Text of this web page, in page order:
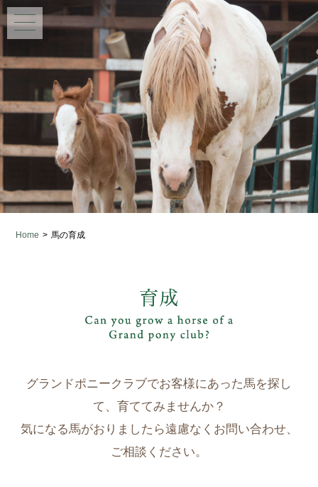
Home > 馬の育成
グランドポニークラブでお客様にあった馬を探し
て、育ててみませんか？
気になる馬がおりましたら遠慮なくお問い合わせ、
ご相談ください。